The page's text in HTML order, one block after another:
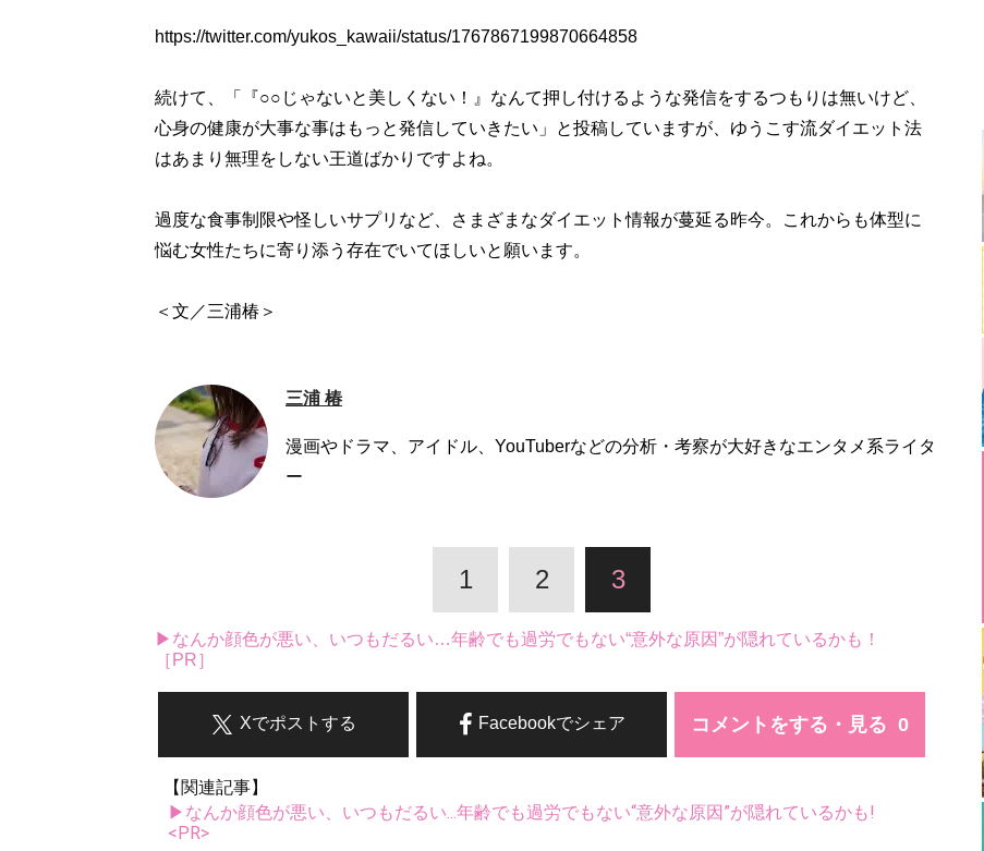
https://twitter.com/yukos_kawaii/status/1767867199870664858
続けて、「『○○じゃないと美しくない！』なんて押し付けるような発信をするつもりは無いけど、
心身の健康が大事な事はもっと発信していきたい」と投稿していますが、ゆうこす流ダイエット法
はあまり無理をしない王道ばかりですよね。
過度な食事制限や怪しいサプリなど、さまざまなダイエット情報が蔓延る昨今。これからも体型に
悩む女性たちに寄り添う存在でいてほしいと願います。
＜文／三浦椿＞
三浦 椿
漫画やドラマ、アイドル、YouTuberなどの分析・考察が大好きなエンタメ系ライタ
ー
1 2 3
▶なんか顔色が悪い、いつもだるい…年齢でも過労でもない“意外な原因”が隠れているかも！
［PR］
コメントをする・見る
Facebookでシェア
Xでポストする
【関連記事】
▶なんか顔色が悪い、いつもだるい...年齢でも過労でもない“意外な原因”が隠れているかも!
<PR>